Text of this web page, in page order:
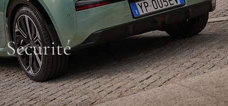
Sécurité